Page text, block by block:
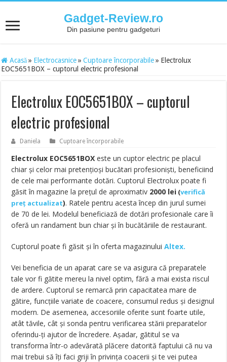
Gadget-Review.ro
Din pasiune pentru gadgeturi
Acasă » Electrocasnice » Cuptoare încorporabile » Electrolux
EOC5651BOX – cuptorul electric profesional
Electrolux EOC5651BOX – cuptorul
electric profesional
Daniela Cuptoare încorporabile
Electrolux EOC5651BOX este un cuptor electric pe placul
chiar și celor mai pretențioși bucătari profesioniști, beneficiind
de cele mai performante dotări. Cuptorul Electrolux poate fi
găsit în magazine la prețul de aproximativ 2000 lei (verifică
preț actualizat). Ratele pentru acesta încep din jurul sumei
de 70 de lei. Modelul beneficiază de dotări profesionale care îi
oferă un randament bun chiar și în bucătăriile de restaurant.
Cuptorul poate fi găsit și în oferta magazinuluiAltex.
Vei beneficia de un aparat care se va asigura că preparatele
tale vor fi gătite mereu la nivel optim, fără a mai exista riscul
de ardere. Cuptorul se remarcă prin capacitatea mare de
gătire, funcțiile variate de coacere, consumul redus și designul
modern. De asemenea, accesoriile oferite sunt foarte utile,
atât tăvile, cât și sonda pentru verificarea stării preparatelor
oferindu-ți ajutor de încredere. Așadar, gătitul se va
transforma într-o adevărată plăcere datorită faptului că nu va
mai trebui să îți faci griji în privința coacerii și te vei putea